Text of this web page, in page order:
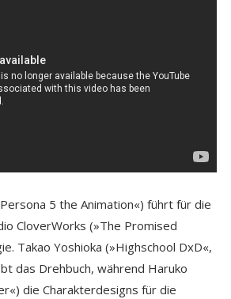
5 the Animation«) führt für die
CloverWorks (»The Promised
Takao Yoshioka (»Highschool DxD«,
das Drehbuch, während Haruko
die Charakterdesigns für die